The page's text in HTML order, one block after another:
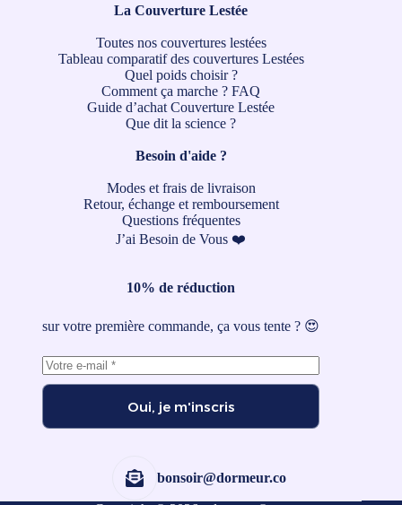
La Couverture Lestée
Toutes nos couvertures lestées
Tableau comparatif des couvertures Lestées
Quel poids choisir ?
Comment ça marche ? FAQ
Guide d’achat Couverture Lestée
Que dit la science ?
Besoin d'aide ?
Modes et frais de livraison
Retour, échange et remboursement
Questions fréquentes
J’ai Besoin de Vous ❤️
10% de réduction
sur votre première commande, ça vous tente ? 😍
Oui, je m'inscris
bonsoir@dormeur.co